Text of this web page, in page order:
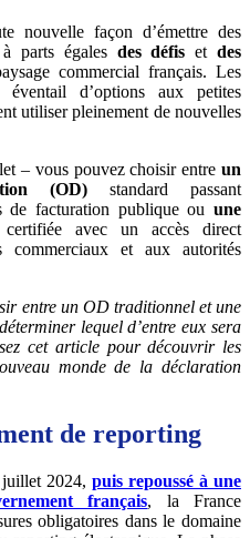
nouvelle façon d’émettre des
parts égales des défis etdes
commercial français. Les
d’options aux petites
utiliser pleinement de nouvelles
– vous pouvez choisir entre un
(OD) standard passant
de facturation publique ou une
certifiée avec un accès direct
commerciaux et aux autorités
entre un OD traditionnel et une
lequel d’entre eux sera
cet article pour découvrir les
monde de la déclaration
de reporting
2024, puis repoussé à une
français, la France
obligatoires dans le domaine